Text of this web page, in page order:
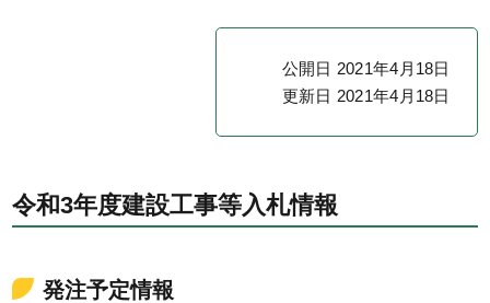
公開日 2021年4月18日
更新日 2021年4月18日
令和3年度建設工事等入札情報
発注予定情報